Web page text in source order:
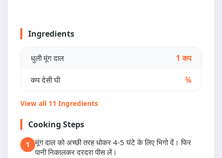
Ingredients
धुली मूंग दाल 1 कप
कप देसी घी ¾
View all 11 Ingredients
Cooking Steps
1
मूंग दाल को अच्छी तरह धोकर 4-5 घंटे के लिए भिगो दें। फिर
पानी निकालकर दरदरा पीस लें।